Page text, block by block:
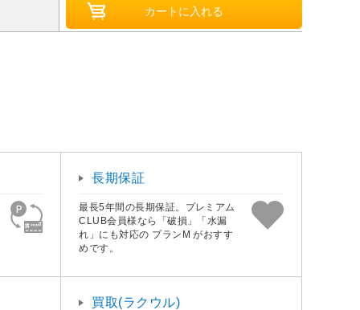
長期保証
最長5年間の長期保証。プレミアム
CLUB会員様なら「破損」「水漏
れ」にも対応の プランM がおすす
めです。
買取(ラクウル)